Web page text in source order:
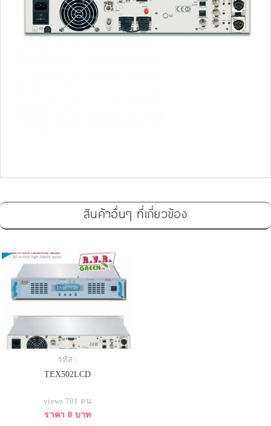
สินค้าอื่นๆ ที่เกี่ยวข้อง
รหัส :
TEX502LCD
views 701 คน
ราคา 0 บาท